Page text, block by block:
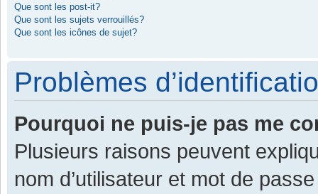
Que sont les post-it?
Que sont les sujets verrouillés?
Que sont les icônes de sujet?
Problèmes
Pourquoi ne puis-je pas me
Plusieurs raisons peuvent
nom d’utilisateur et mot de